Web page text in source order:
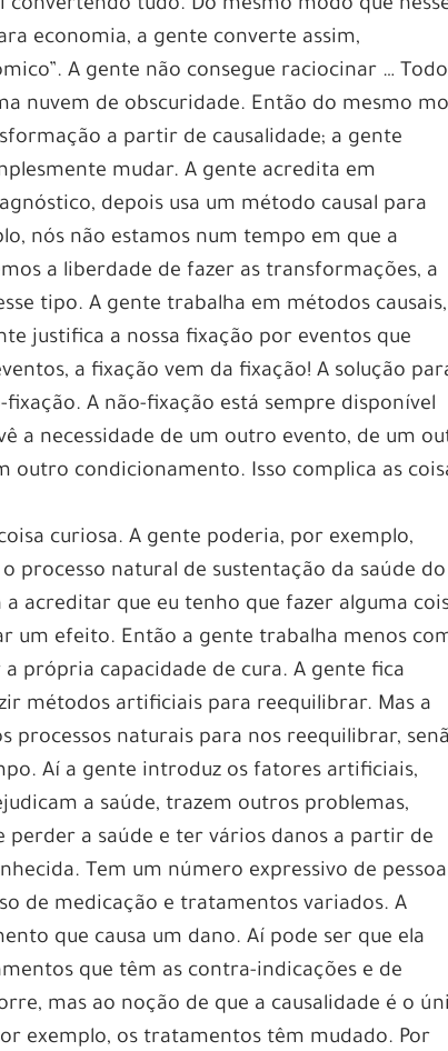
convertendo tudo. Do mesmo modo que
economia, a gente converte assim,
A gente não consegue raciocinar … Todo
nuvem de obscuridade. Então do mesmo
a partir de causalidade; a gente
mudar. A gente acredita em
depois usa um método causal para
nós não estamos num tempo em que a
a liberdade de fazer as transformações, a
tipo. A gente trabalha em métodos
justifica a nossa fixação por eventos que
a fixação vem da fixação! A solução
A não-fixação está sempre disponível
a necessidade de um outro evento, de um
outro condicionamento. Isso complica as
curiosa. A gente poderia, por exemplo,
processo natural de sustentação da saúde do
acreditar que eu tenho que fazer alguma
um efeito. Então a gente trabalha menos
própria capacidade de cura. A gente fica
métodos artificiais para reequilibrar. Mas a
processos naturais para nos reequilibrar,
Aí a gente introduz os fatores artificiais,
a saúde, trazem outros problemas,
a saúde e ter vários danos a partir de
Tem um número expressivo de
de medicação e tratamentos variados. A
que causa um dano. Aí pode ser que ela
que têm as contra-indicações e de
mas ao noção de que a causalidade é o
exemplo, os tratamentos têm mudado. Por